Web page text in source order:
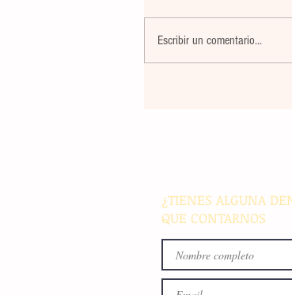
Escribir un comentario...
¿TIENES ALGUNA
QUE CONTARNOS